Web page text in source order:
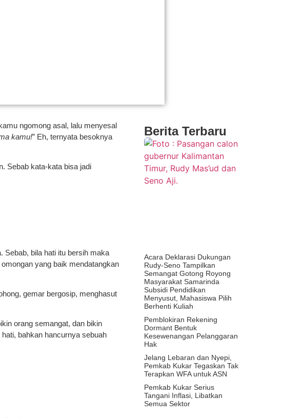
ngomong asal, lalu menyesal
kamu!” Eh, ternyata besoknya
Sebab kata-kata bisa jadi
Sebab, bila hati itu bersih maka
yang baik mendatangkan
gemar bergosip, menghasut
orang semangat, dan bikin
bahkan hancurnya sebuah
Berita Terbaru
Acara Deklarasi Dukungan
Rudy-Seno Tampilkan
Semangat Gotong Royong
Masyarakat Samarinda
Subsidi Pendidikan
Menyusut, Mahasiswa Pilih
Berhenti Kuliah
Pemblokiran Rekening
Dormant Bentuk
Kesewenangan Pelanggaran
Hak
Jelang Lebaran dan Nyepi,
Pemkab Kukar Tegaskan Tak
Terapkan WFA untuk ASN
Pemkab Kukar Serius
Tangani Inflasi, Libatkan
Semua Sektor